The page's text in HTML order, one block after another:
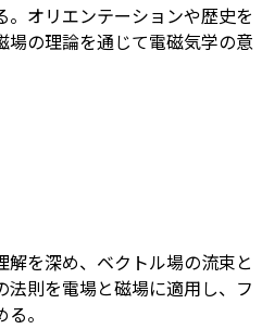
オリエンテーションや歴史を
場の理論を通じて電磁気学の意
を深め、ベクトル場の流束と
則を電場と磁場に適用し、フ
。